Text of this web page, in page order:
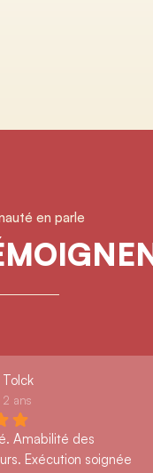
en parle
Tolck
2 ans
Amabilité des
Exécution soignée